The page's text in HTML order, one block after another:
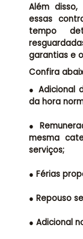
Além
essas
tempo
garantias e
Confira
● Adicional
da hora
●
mesma
serviços;
● Férias
● Repouso
● Adicional